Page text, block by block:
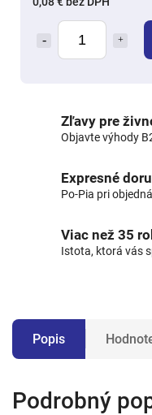
Zľavy pre
Objavte výhody
Expresné
Po-Pia pri
Viac než 35
Istota, ktorá vás
Popis
Podrobný